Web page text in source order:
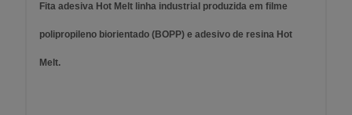
Fita adesiva Hot Melt linha industrial produzida em filme
polipropileno biorientado (BOPP) e adesivo de resina Hot
Melt.